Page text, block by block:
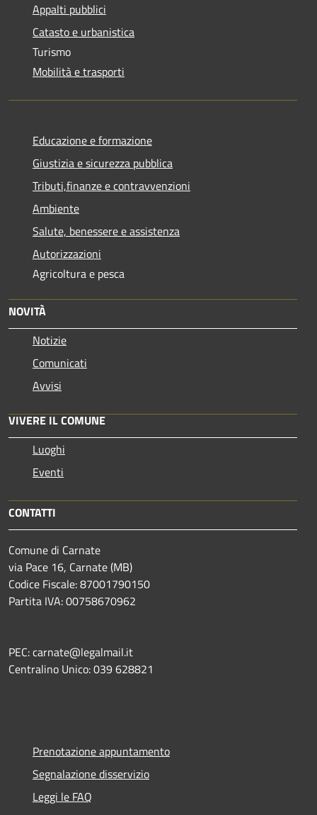
Appalti pubblici
Catasto e urbanistica
Turismo
Mobilità e trasporti
Educazione e formazione
Giustizia e sicurezza pubblica
Tributi,finanze e contravvenzioni
Ambiente
Salute, benessere e assistenza
Autorizzazioni
Agricoltura e pesca
NOVITÀ
Notizie
Comunicati
Avvisi
VIVERE IL COMUNE
Luoghi
Eventi
CONTATTI
Comune di Carnate
via Pace 16, Carnate (MB)
Codice Fiscale: 87001790150
Partita IVA: 00758670962
PEC: carnate@legalmail.it
Centralino Unico: 039 628821
Prenotazione appuntamento
Segnalazione disservizio
Leggi le FAQ